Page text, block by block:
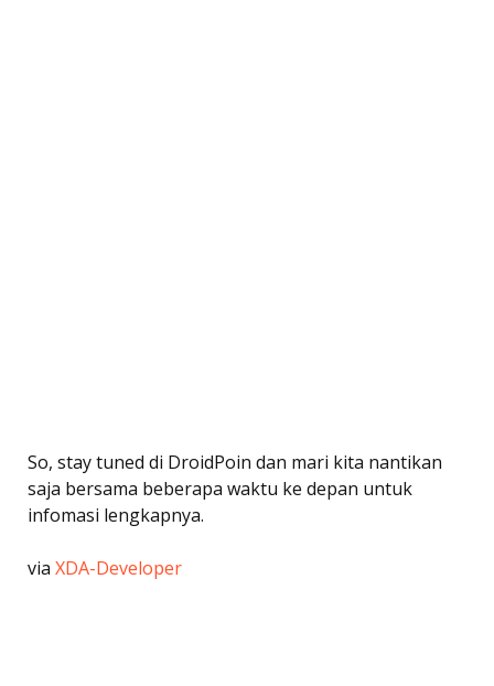
So, stay tuned di DroidPoin dan mari kita nantikan
saja bersama beberapa waktu ke depan untuk
infomasi lengkapnya.
via XDA-Developer